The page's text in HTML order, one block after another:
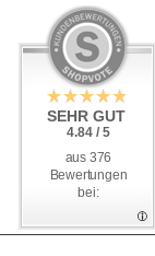
SEHR GUT
4.84 / 5
aus 376
Bewertungen
bei:
SEHR GUT
4.84 / 5
aus 376
Bewertungen
bei: